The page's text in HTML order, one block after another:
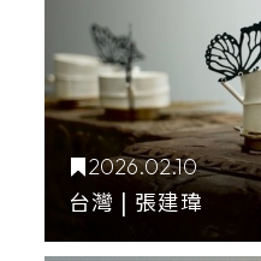
2026.02.10
台灣 | 張建瑋